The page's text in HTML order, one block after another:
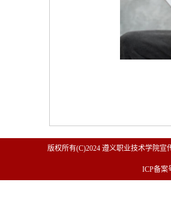
版权所有(C)2024 遵义职业技术学院宣
ICP备案